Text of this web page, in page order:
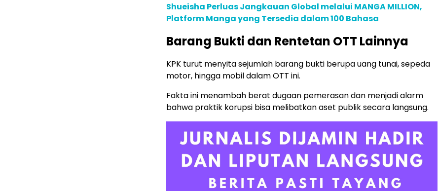
Shueisha Perluas Jangkauan Global melalui MANGA MILLION,
Platform Manga yang Tersedia dalam 100 Bahasa
Barang Bukti dan Rentetan OTT Lainnya
KPK turut menyita sejumlah barang bukti berupa uang tunai, sepeda
motor, hingga mobil dalam OTT ini.
Fakta ini menambah berat dugaan pemerasan dan menjadi alarm
bahwa praktik korupsi bisa melibatkan aset publik secara langsung.